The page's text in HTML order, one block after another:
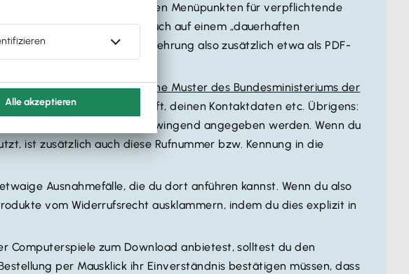
(Footer) neben den anderen Menüpunkten für verpflichtende
der Verbraucher aber auch auf einem „dauerhaften
den Text der Widerrufsbelehrung also zusätzlich etwa als PDF-
anhängen.
dich vielmehr andas amtliche Muster des Bundesministeriums der
also etwa deiner Anschrift, deinen Kontaktdaten etc. Übrigens:
hingegen nicht mehr zwingend angegeben werden. Wenn du
ist zusätzlich auch diese Rufnummer bzw. Kennung in die
Ausnahmefälle, die du dort anführen kannst. Wenn du also
vom Widerrufsrecht ausklammern, indem du dies explizit in
Computerspiele zum Download anbietest, solltest du den
per Mausklick ihr Einverständnis bestätigen müssen, dass